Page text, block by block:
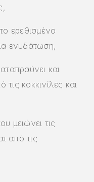
ερεθισμένο
ενυδάτωση,
και
κοκκινίλες και
μειώνει τις
από τις